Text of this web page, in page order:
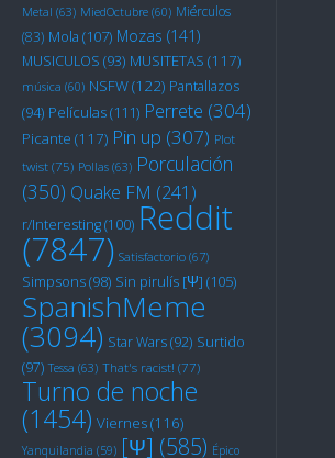
Metal (63) MiedOctubre (60) Miérculos
(83) Mola (107) Mozas (141)
MUSICULOS (93) MUSITETAS (117)
música (60) NSFW(122) Pantallazos
(94) Películas(111) Perrete (304)
Picante (117) Pin up (307) Plot
twist (75) Pollas (63) Porculación
(350) Quake FM (241)
r/Interesting(100) Reddit
(7847) Satisfactorio (67)
Simpsons(98) Sin pirulís [Ψ] (105)
SpanishMeme
(3094) Star Wars(92) Surtido
(97) Tessa (63) That's racist! (77)
Turno de noche
(1454) Viernes(116)
Yanquilandia (59) [Ψ] (585) Épico